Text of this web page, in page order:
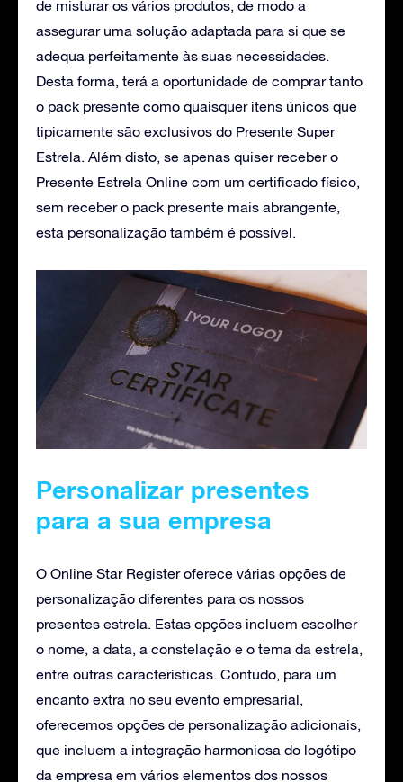
de misturar os vários produtos, de modo a
assegurar uma solução adaptada para si que se
adequa perfeitamente às suas necessidades.
Desta forma, terá a oportunidade de comprar tanto
o pack presente como quaisquer itens únicos que
tipicamente são exclusivos do Presente Super
Estrela. Além disto, se apenas quiser receber o
Presente Estrela Online com um certificado físico,
sem receber o pack presente mais abrangente,
esta personalização também é possível.
Personalizar presentes
para a sua empresa
O Online Star Register oferece várias opções de
personalização diferentes para os nossos
presentes estrela. Estas opções incluem escolher
o nome, a data, a constelação e o tema da estrela,
entre outras características. Contudo, para um
encanto extra no seu evento empresarial,
oferecemos opções de personalização adicionais,
que incluem a integração harmoniosa do logótipo
da empresa em vários elementos dos nossos